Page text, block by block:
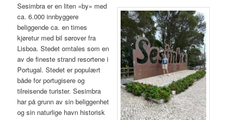
Sesimbra er en liten «by» med
ca. 6.000 innbyggere
beliggende ca. en times
kjøretur med bil sørover fra
Lisboa. Stedet omtales som en
av de fineste strand resortene i
Portugal. Stedet er populært
både for portugisere og
tilreisende turister. Sesimbra
har på grunn av sin beliggenhet
og sin naturlige havn historisk